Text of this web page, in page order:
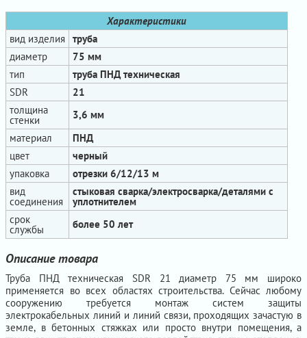
Характеристики
вид изделия
труба
диаметр
75 мм
тип
труба ПНД техническая
SDR
21
толщина
стенки
3,6 мм
материал
ПНД
цвет
черный
упаковка
отрезки 6/12/13 м
вид
соединения
стыковая сварка/электросварка/деталями с
уплотнителем
срок
службы более 50 лет
Описание товара
Труба ПНД техническая SDR 21 диаметр 75 мм широко
применяется во всех областях строительства. Сейчас любому
сооружению требуется монтаж систем защиты
электрокабельных линий и линий связи, проходящих зачастую в
земле, в бетонных стяжках или просто внутри помещения, а